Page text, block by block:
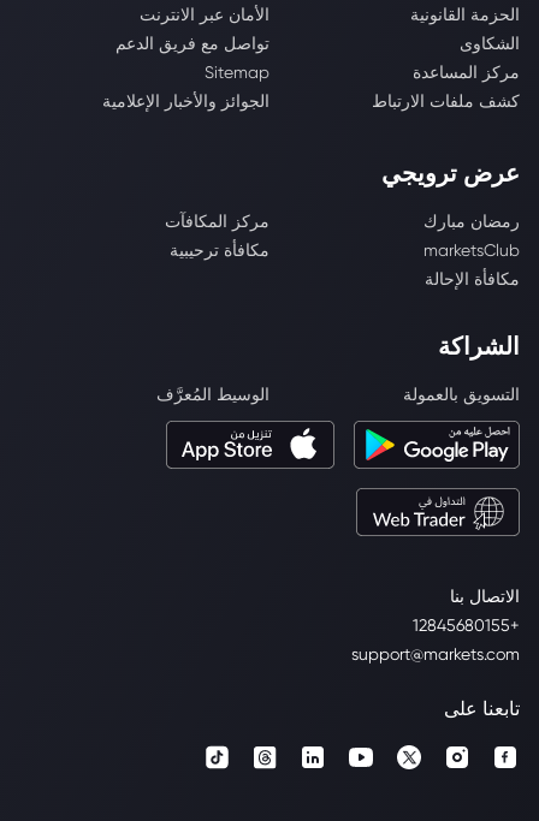
الاتصال بنا
+12845680155
support@markets.com
الحزمة القانونية
الأمان عبر الانترنت
الشكاوى
تواصل مع فريق الدعم
مركز المساعدة
Sitemap
كشف ملفات الارتباط
الجوائز والأخبار الإعلامية
عرض ترويجي
رمضان مبارك
مركز المكافآت
marketsClub
مكافأة ترحيبية
مكافأة الإحالة
الشراكة
التسويق بالعمولة الوسيط المُعرَّف
تابعنا على